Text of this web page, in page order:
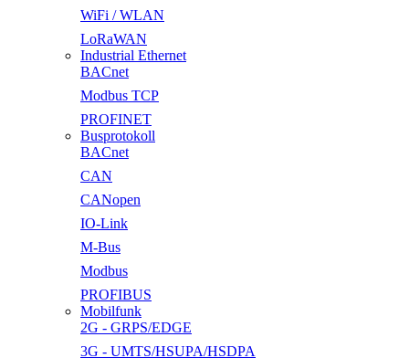
WiFi / WLAN
LoRaWAN
Industrial Ethernet
BACnet
Modbus TCP
PROFINET
Busprotokoll
BACnet
CAN
CANopen
IO-Link
M-Bus
Modbus
PROFIBUS
Mobilfunk
2G - GRPS/EDGE
3G - UMTS/HSUPA/HSDPA